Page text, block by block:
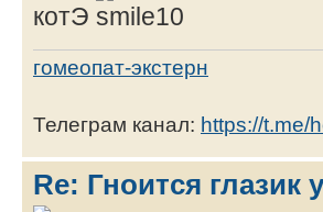
котЭ
гомеопат-экстерн
Телеграм канал: https://t.me/
Re: Гноится глазик